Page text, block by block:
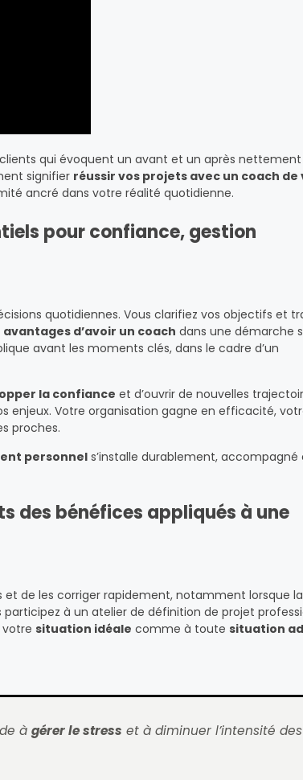
qui évoquent un avant et un après nettement
signifier réussir vos projets avec un coach de
ancré dans votre réalité quotidienne.
pour confiance, gestion
quotidiennes. Vous clarifiez vos objectifs et
avantages d’avoir un coach dans une démarche
avant les moments clés, dans le cadre d’un
la confiance et d’ouvrir de nouvelles
enjeux. Votre organisation gagne en efficacité,
proches.
personnels’installe durablement, accompagné
des bénéfices appliqués à une
de les corriger rapidement, notamment lorsque la
à un atelier de définition de projet
situation idéale comme à toute situation
à gérer le stress et à diminuer l’intensité des